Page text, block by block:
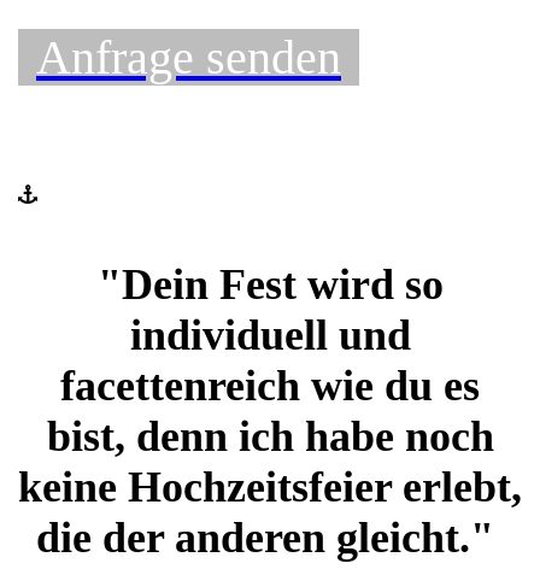
Anfrage senden
"Dein Fest wird so
individuell und
facettenreich wie du es
bist, denn ich habe noch
keine Hochzeitsfeier erlebt,
die der anderen gleicht."